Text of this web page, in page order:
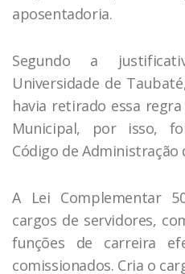
aposentadoria.
Segundo a
Universidade de
havia retirado essa
Municipal, por isso,
Código de Administração
A Lei Complementar
cargos de servidores,
funções de carreira
comissionados. Cria o